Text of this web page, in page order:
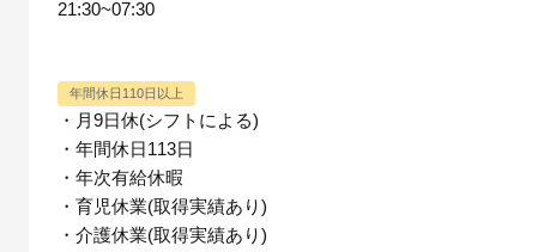
21:30~07:30
年間休日110日以上
・月9日休(シフトによる)
・年間休日113日
・年次有給休暇
・育児休業(取得実績あり)
・介護休業(取得実績あり)